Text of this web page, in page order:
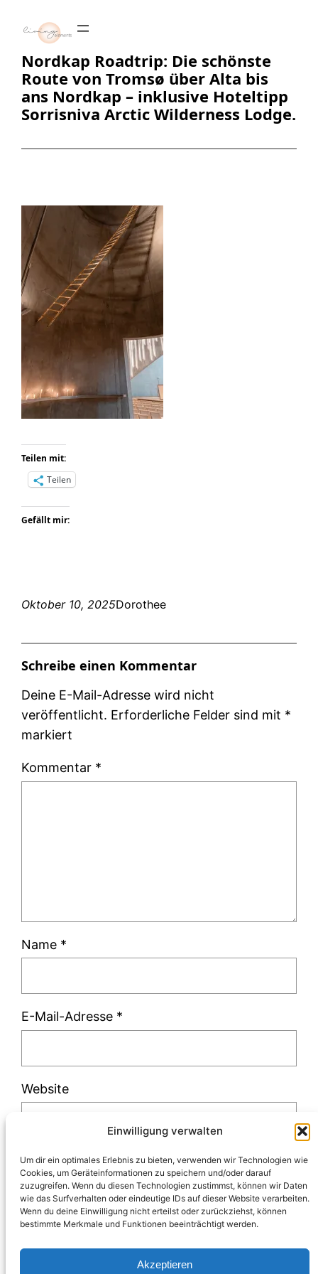
Einwilligung verwalten
Um dir ein optimales Erlebnis zu bieten, verwenden wir Technologien wie
Cookies, um Geräteinformationen zu speichern und/oder darauf
zuzugreifen. Wenn du diesen Technologien zustimmst, können wir Daten
wie das Surfverhalten oder eindeutige IDs auf dieser Website verarbeiten.
Wenn du deine Einwilligung nicht erteilst oder zurückziehst, können
bestimmte Merkmale und Funktionen beeinträchtigt werden.
Akzeptieren
Inhalt
springen
Nordkap Roadtrip: Die schönste
Route von Tromsø über Alta bis
ans Nordkap – inklusive Hoteltipp
Sorrisniva Arctic Wilderness Lodge.
Teilen mit:
Teilen
Gefällt mir:
Oktober 10, 2025Dorothee
Schreibe einen Kommentar
Deine E-Mail-Adresse wird nicht
veröffentlicht. Erforderliche Felder sind mit *
markiert
Kommentar *
Name *
E-Mail-Adresse *
Website
Diese Website verwendet Akismet, um Spam
zu reduzieren.Erfahre, wie deine
Kommentardaten verarbeitet werden.